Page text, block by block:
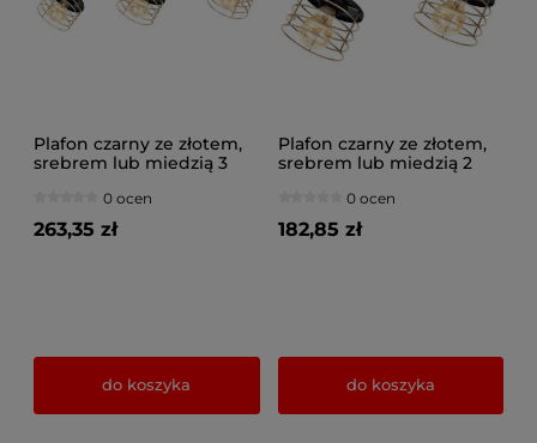
Plafon czarny ze złotem,
srebrem lub miedzią 3
przegubach
0 ocen
263,35 zł
do koszyka
Plafon czarny ze złotem,
srebrem lub miedzią 2
przegubach
0 ocen
182,85 zł
do koszyka